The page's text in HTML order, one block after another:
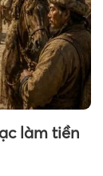
làm tiền